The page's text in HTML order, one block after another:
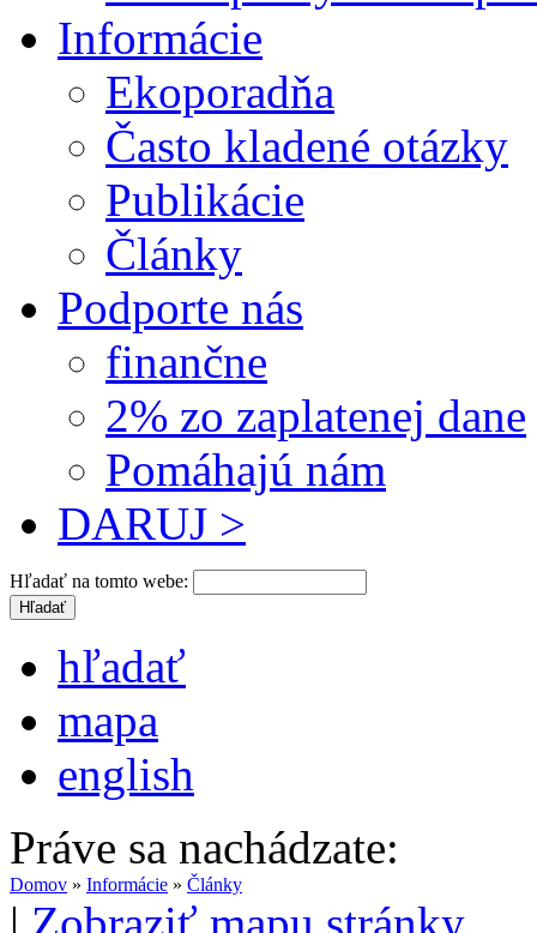
Informácie
Ekoporadňa
Často kladené otázky
Publikácie
Články
Podporte nás
finančne
2% zo zaplatenej dane
Pomáhajú nám
DARUJ >
Hľadať na tomto webe:
hľadať
mapa
english
Práve sa nachádzate:
Domov » Informácie » Články
| Zobraziť mapu stránky